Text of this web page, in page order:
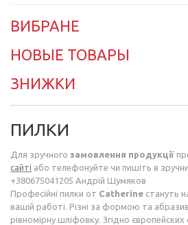
ВИБРАНЕ
НОВЫЕ ТОВАРЫ
ЗНИЖКИ
ПИЛКИ
Для зручного замовлення продукції
сайті або телефонуйте чи пишіть в
+380675041205 Андрій Шумяков
Професійні пилки от Catherine стануть
вашій работі. Різні за формою та
рівномірну шліфовку. Згідно європейских